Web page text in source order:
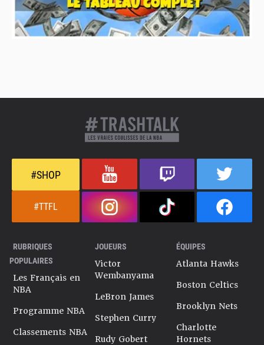
#SHOP
#TTFL
RUBRIQUES
POPULAIRES
Les Français en
NBA
Programme NBA
Classements NBA
JOUEURS
Victor
Wembanyama
LeBron James
Stephen Curry
Rudy Gobert
ÉQUIPES
Atlanta Hawks
Boston Celtics
Brooklyn Nets
Charlotte
Hornets